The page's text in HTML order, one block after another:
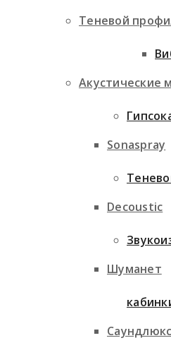
Теневой
Акустические
Sonaspray
Decoustic
Шуманет
Саундлюкс